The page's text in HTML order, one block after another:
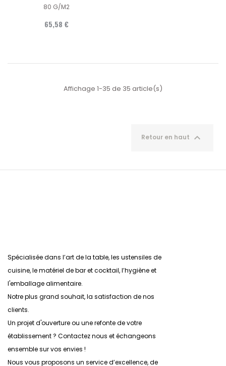
80 G/M2
65,58 €
Affichage 1-35 de 35 article(s)
Retour en haut 
Spécialisée dans l’art de la table, les ustensiles de
cuisine, le matériel de bar et cocktail, l’hygiène et
l'emballage alimentaire.
Notre plus grand souhait, la satisfaction de nos
clients.
Un projet d'ouverture ou une refonte de votre
établissement ? Contactez nous et échangeons
ensemble sur vos envies !
Nous vous proposons un service d’excellence, de